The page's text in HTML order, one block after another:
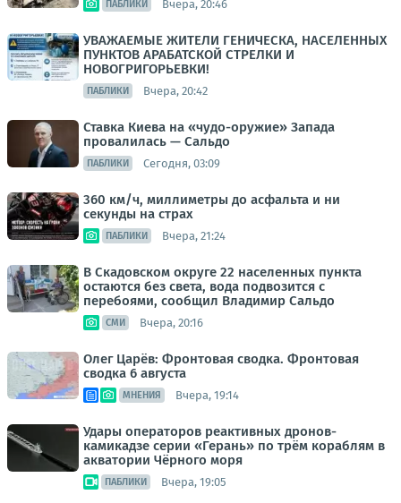
ПАБЛИКИ Вчера, 20:46
УВАЖАЕМЫЕ ЖИТЕЛИ ГЕНИЧЕСКА, НАСЕЛЕННЫХ
ПУНКТОВ АРАБАТСКОЙ СТРЕЛКИ И
НОВОГРИГОРЬЕВКИ!
ПАБЛИКИ Вчера, 20:42
Ставка Киева на «чудо-оружие» Запада
провалилась — Сальдо
ПАБЛИКИ Сегодня, 03:09
360 км/ч, миллиметры до асфальта и ни
секунды на страх
ПАБЛИКИ Вчера, 21:24
В Скадовском округе 22 населенных пункта
остаются без света, вода подвозится с
перебоями, сообщил Владимир Сальдо
СМИ Вчера, 20:16
Олег Царёв: Фронтовая сводка. Фронтовая
сводка 6 августа
МНЕНИЯ Вчера, 19:14
Удары операторов реактивных дронов-
камикадзе серии «Герань» по трём кораблям в
акватории Чёрного моря
ПАБЛИКИ Вчера, 19:05